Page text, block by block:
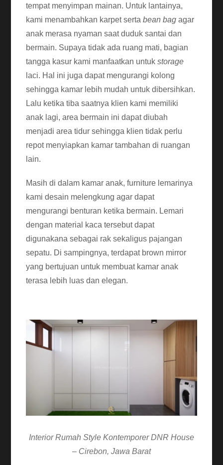
tempat menyimpan mainan. Untuk lantainya,
kami menambahkan karpet sertabean bag agar
anak merasa nyaman saat duduk santai dan
bermain. Supaya tidak ada ruang mati, bagian
tangga kasur kami manfaatkan untukstorage
laci. Hal ini juga dapat mengurangi kolong
sehingga kamar lebih mudah untuk dibersihkan.
Lalu ketika tiba saatnya klien kami memiliki
anak lagi, area bermain ini dapat diubah
menjadi area tidur sehingga klien tidak perlu
repot menyiapkan kamar tambahan di ruangan
lain.
Masih di dalam kamar anak, furniture lemarinya
kami desain melengkung agar dapat
mengurangi benturan ketika bermain. Lemari
dengan material kaca tersebut dapat
digunakana sebagai rak sekaligus pajangan
sepatu. Di sampingnya, terdapat brown mirror
yang bertujuan untuk membuat kamar anak
terasa lebih luas dan elegan.
Interior Rumah Style Kontemporer DNR House
– Cirebon, Jawa Barat